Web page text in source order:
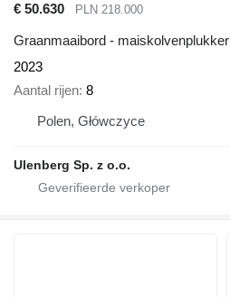
€ 50.630
PLN 218.000
Graanmaaibord - maiskolvenplukker
2023
Aantal rijen 8
Polen, Główczyce
Ulenberg Sp. z o.o.